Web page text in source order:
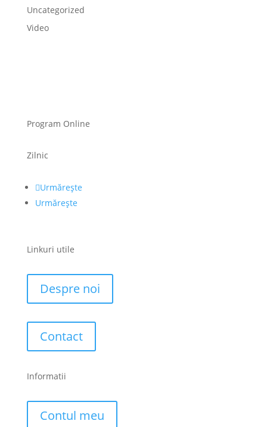
Uncategorized
Video
Program Online
Zilnic
Urmărește
Urmărește
Linkuri utile
Despre noi
Contact
Informatii
Contul meu